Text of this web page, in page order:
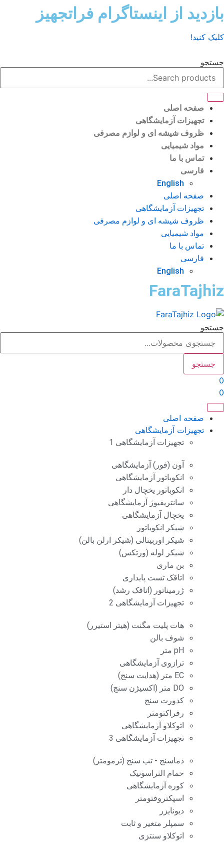
از اینستاگرام فراتجهیز
کنید!
صفحه اصلی
تجهیزات آزمایشگاهی
ظروف شیشه ای و لوازم مصرفی
مواد شیمیایی
تماس با ما
فارسی
English
صفحه اصلی
تجهیزات آزمایشگاهی
ظروف شیشه ای و لوازم مصرفی
مواد شیمیایی
تماس با ما
فارسی
English
جستجو
صفحه اصلی
تجهیزات آزمایشگاهی
تجهیزات آزمایشگاهی 1
آون (فور) آزمایشگاهی
انکوباتور آزمایشگاهی
انکوباتور یخچال دار
سانتریفیوژ آزمایشگاهی
یخچال آزمایشگاهی
شیکر انکوباتور
شیکر اوربیتالی (شیکر ارلن بالن)
شیکر لوله (ورتکس)
بن ماری
اتاقک تست پایداری
ژرمیناتور (اتاقک رشد)
تجهیزات آزمایشگاهی 2
هات پلیت مگنت (هیتر استیرر)
شوف بالن
pH متر
ترازوی آزمایشگاهی
EC متر (هدایت سنج)
DO متر (اکسیژن سنج)
کدورت سنج
رفراکتومتر
اتوکلاو آزمایشگاهی
تجهیزات آزمایشگاهی 3
دماسنج - تب سنج (ترمومتر)
حمام التراسونیک
کوره آزمایشگاهی
اسپکتروفتومتر
دیونایزر
سمپلر متغیر و ثابت
اتوکلاو سنتزی